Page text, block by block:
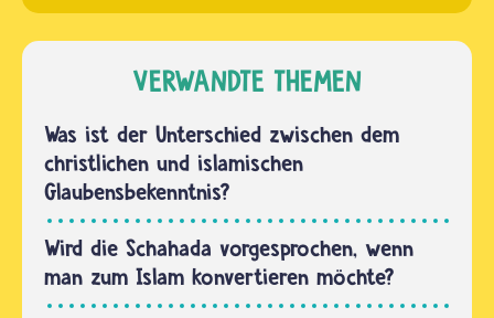
Muslime
dass…
der
Heiligen"
ist für
Christinnen
und
Christen
Gottes
Volk. Sie
schließt
nach
ihrer…
VERWANDTE THEMEN
Was ist der Unterschied zwischen dem
christlichen und islamischen
Glaubensbekenntnis?
Wird die Schahada vorgesprochen, wenn
man zum Islam konvertieren möchte?